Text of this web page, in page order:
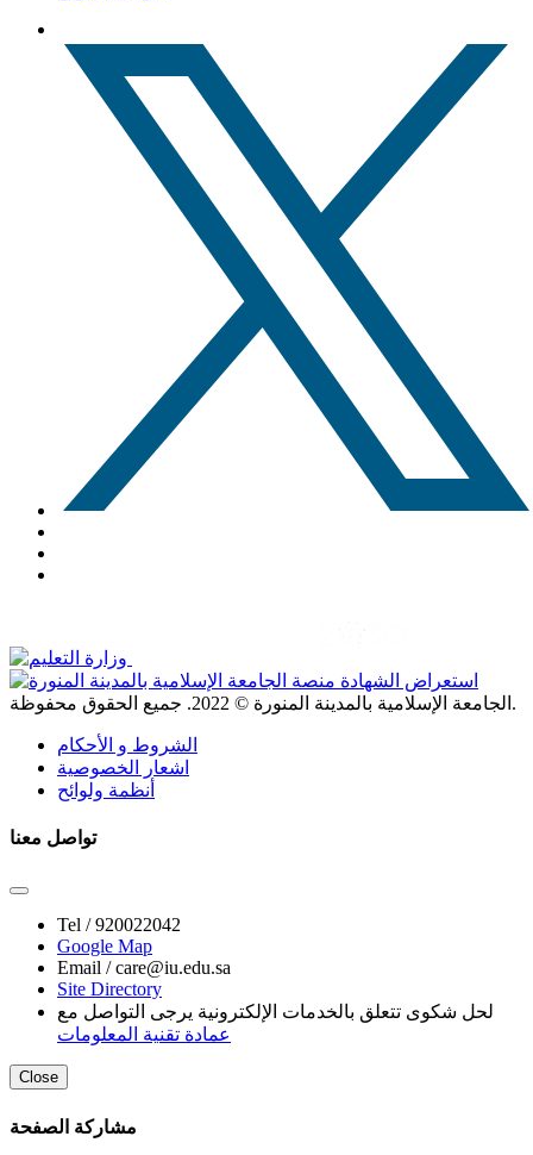
الجامعة الإسلامية بالمدينة المنورة © 2022 . جميع الحقوق محفوظة.
الشروط و الأحكام
اشعار الخصوصية
أنظمة ولوائح
تواصل معنا
Tel /920022042
Google Map
Email /care@iu.edu.sa
Site Directory
لحل شكوى تتعلق بالخدمات الإلكترونية يرجى التواصل مع
عمادة تقنية المعلومات
Close
مشاركة الصفحة